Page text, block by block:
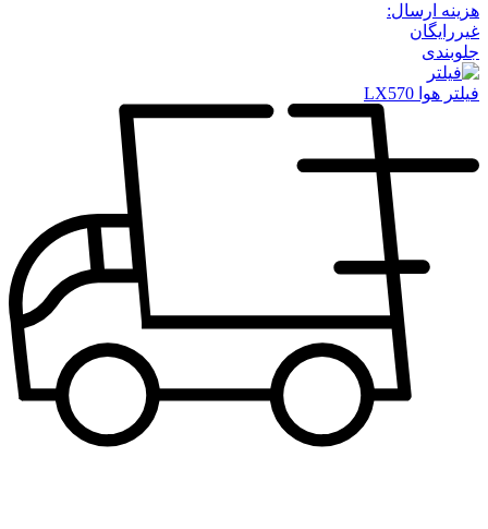
هزینه ارسال:
غیررایگان
جلوبندی
فیلتر هوا LX570